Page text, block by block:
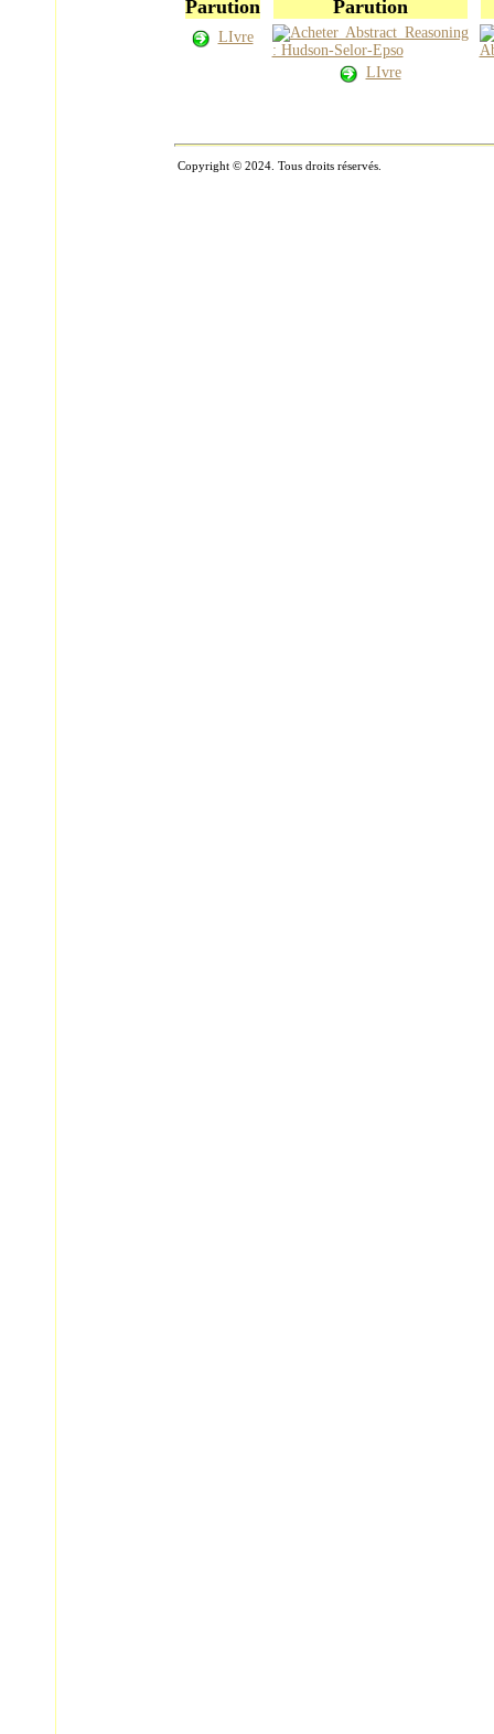
Parution
LIvre
Parution
LIvre
Copyright © 2024. Tous droits réservés.